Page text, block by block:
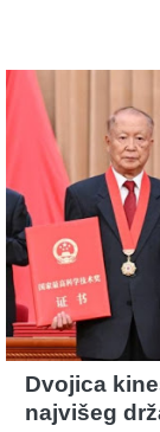
Dvojica
najvišeg